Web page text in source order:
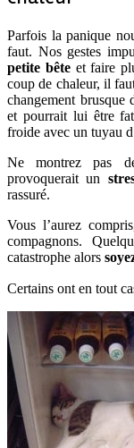
Parfois la panique
faut. Nos gestes
petite bêteet faire
coup de chaleur, il
changement brusque
et pourrait lui être
froide avec un tuyau
Ne montrez pas
provoquerait un
rassuré.
Vous l’aurez
compagnons.
catastrophe alors
Certains ont en tout